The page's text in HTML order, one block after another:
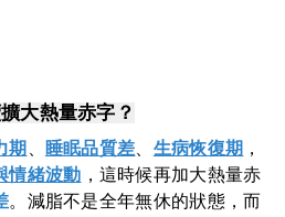
大熱量赤字？
期 睡眠品質差 生病恢復期 ，
情緒波動 ，這時候再加大熱量赤
。減脂不是全年無休的狀態，而